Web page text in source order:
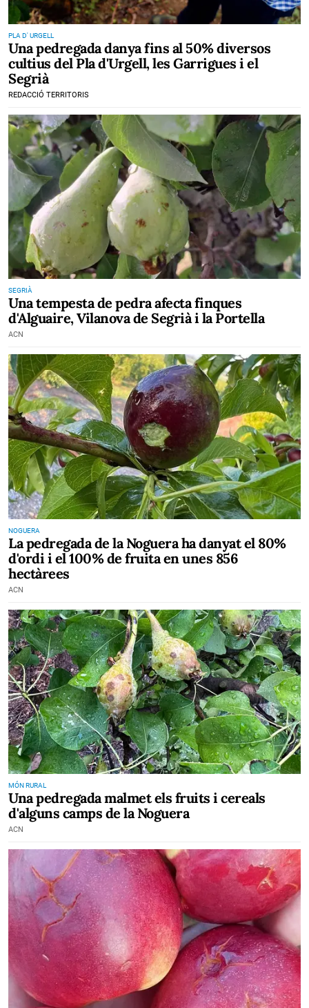
PLA D' URGELL
Una pedregada danya fins al 50% diversos
cultius del Pla d'Urgell, les Garrigues i el
Segrià
REDACCIÓ TERRITORIS
SEGRIÀ
Una tempesta de pedra afecta finques
d'Alguaire, Vilanova de Segrià i la Portella
ACN
NOGUERA
La pedregada de la Noguera ha danyat el 80%
d'ordi i el 100% de fruita en unes 856
hectàrees
ACN
MÓN RURAL
Una pedregada malmet els fruits i cereals
d'alguns camps de la Noguera
ACN